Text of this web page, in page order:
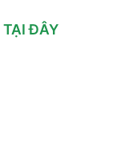
TẠI ĐÂY